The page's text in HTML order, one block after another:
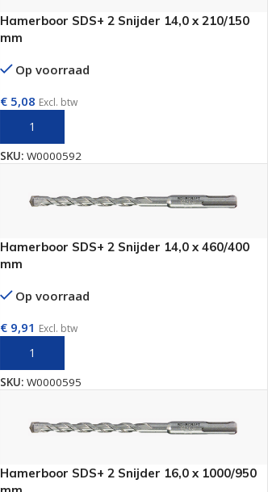
Hamerboor SDS+ 2 Snijder 14,0 x 210/150
mm
Op voorraad
€5,08 Excl. btw
TOEVOEGEN AAN WINKELWAGEN
SKU: W0000592
Hamerboor SDS+ 2 Snijder 14,0 x 460/400
mm
Op voorraad
€9,91 Excl. btw
TOEVOEGEN AAN WINKELWAGEN
SKU: W0000595
Hamerboor SDS+ 2 Snijder 16,0 x 1000/950